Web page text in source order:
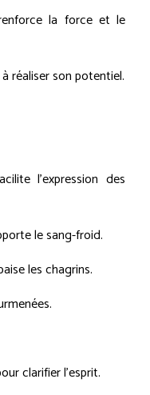
la force et le
réaliser son potentiel.
l'expression des
le sang-froid.
les chagrins.
clarifier l'esprit.